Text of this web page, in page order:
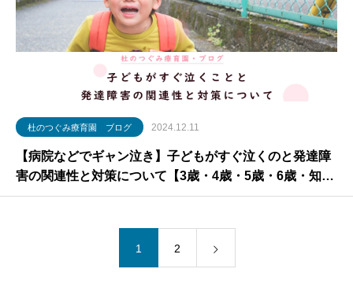
杜のつぐみ療育園 ブログ 2024.12.11
【病院などでギャン泣き】子どもがすぐ泣くのと発達障
害の関連性と対策について【3歳・4歳・5歳・6歳・知的
障害・アスペルガー】
1 2